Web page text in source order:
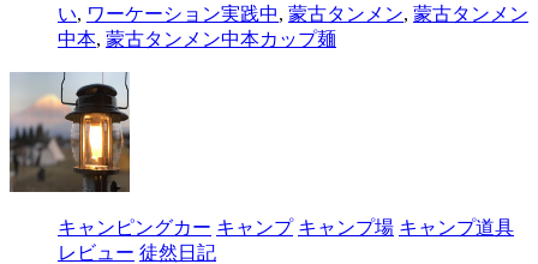
い, ワーケーション実践中, 蒙古タンメン, 蒙古タンメン
中本, 蒙古タンメン中本カップ麺
キャンピングカー キャンプ キャンプ場 キャンプ道具
レビュー 徒然日記